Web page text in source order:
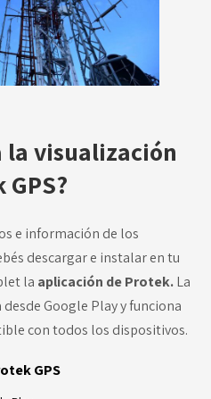
la visualización
e información de los
descargar e instalar en tu
la aplicación de Protek.La
Google Play y funciona
con todos los dispositivos.
GPS